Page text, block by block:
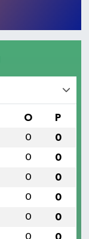
O P
0 0
0 0
0 0
0 0
0 0